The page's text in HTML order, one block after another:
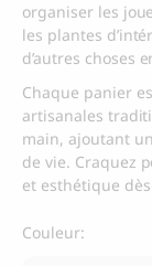
organiser les
les plantes
d’autres choses
Chaque panier
artisanales
main, ajoutant
de vie. Craquez
et esthétique
Couleur: